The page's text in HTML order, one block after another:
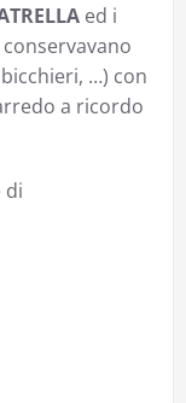
ed i
conservavano
…) con
a ricordo
di
2018